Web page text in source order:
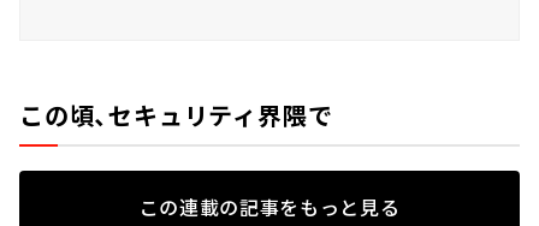
この頃、セキュリティ界隈で
この連載の記事をもっと見る